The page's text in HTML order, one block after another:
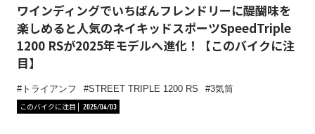
ワインディングでいちばんフレンドリーに醍醐味を
楽しめると人気のネイキッドスポーツSpeedTriple
1200 RSが2025年モデルへ進化！【このバイクに注
目】
トライアンフ STREET TRIPLE 1200 RS
3気筒
このバイクに注目
2025/04/03